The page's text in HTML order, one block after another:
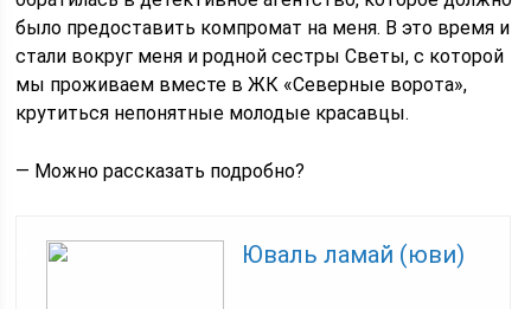
было предоставить компромат на меня. В это время и
стали вокруг меня и родной сестры Светы, с которой
мы проживаем вместе в ЖК «Северные ворота»,
крутиться непонятные молодые красавцы.
— Можно рассказать подробно?
Юваль ламай (юви)